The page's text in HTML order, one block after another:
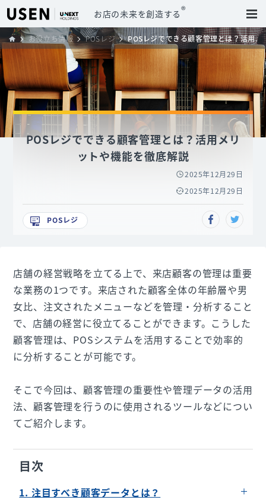
お店の未来を創造する®
お役立ち情報 POSレジ POSレジでできる顧客管理とは？活用
POSレジでできる顧客管理とは？活用メリ
ットや機能を徹底解説
2025年12月29日
2025年12月29日
POSレジ
店舗の経営戦略を立てる上で、来店顧客の管理は重要
な業務の1つです。来店された顧客全体の年齢層や男
女比、注文されたメニューなどを管理・分析すること
で、店舗の経営に役立てることができます。こうした
顧客管理は、POSシステムを活用することで効率的
に分析することが可能です。
そこで今回は、顧客管理の重要性や管理データの活用
法、顧客管理を行うのに使用されるツールなどについ
てご紹介します。
目次
1. 注目すべき顧客データとは？